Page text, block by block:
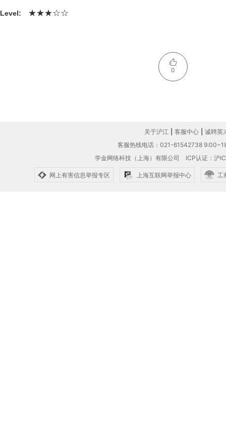
Level: ★★★☆☆
0
关于沪江 客服中心
诚聘英
客服热线电话：021-61542738
学金网络科技（上海）有限公司 ICP认证：沪
网上有害信息举报专区 上海互联网举报中心 工